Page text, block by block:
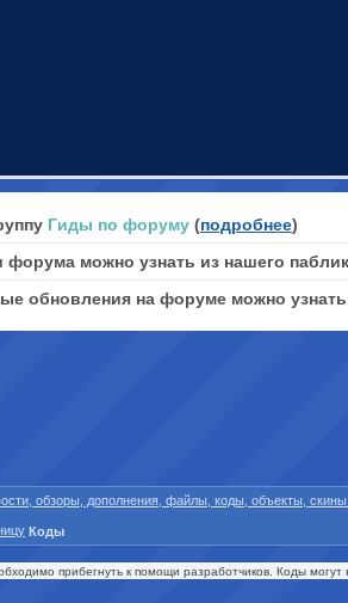
Гиды по форуму (подробнее)
форума можно узнать из нашего
обновления на форуме можно
обзоры, дополнения, файлы, коды, объекты,
Коды
прибегнуть к помощи разработчиков. Коды